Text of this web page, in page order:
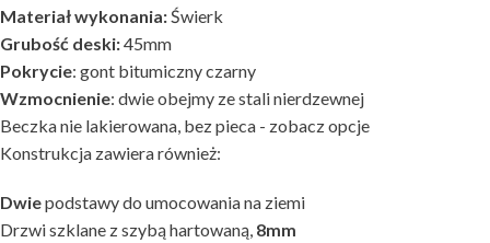
Materiał wykonania:Świerk
Grubość deski:45mm
Pokrycie: gont bitumiczny czarny
Wzmocnienie: dwie obejmy ze stali nierdzewnej
Beczka nie lakierowana, bez pieca - zobacz opcje
Konstrukcja zawiera również:
Dwiepodstawy do umocowania na ziemi
Drzwi szklane z szybą hartowaną, 8mm